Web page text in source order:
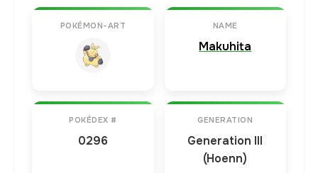
POKÉMON-ART NAME
Makuhita
POKÉDEX #
0296
GENERATION
Generation III
(Hoenn)